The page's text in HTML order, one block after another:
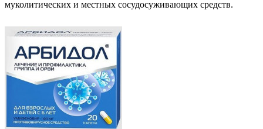
муколитических и местных сосудосуживающих средств.